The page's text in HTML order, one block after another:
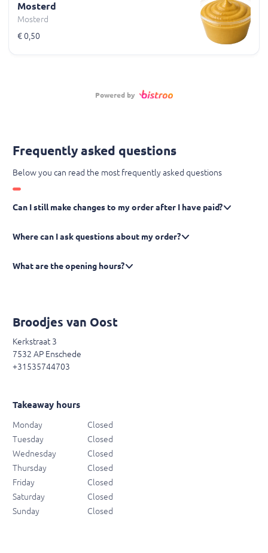
Mosterd
Mosterd
€ 0,50
Powered by
Frequently asked questions
Below you can read the most frequently asked questions
Can I still make changes to my order after I have paid?
Where can I ask questions about my order?
What are the opening hours?
Broodjes van Oost
Kerkstraat 3
7532 AP Enschede
+31535744703
Takeaway hours
Monday
Closed
Tuesday
Closed
Wednesday
Closed
Thursday
Closed
Friday
Closed
Saturday
Closed
Sunday
Closed